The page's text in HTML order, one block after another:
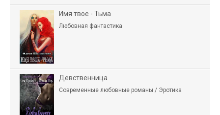
Имя твое - Тьма
Любовная фантастика
Девственница
Современные любовные романы / Эротика